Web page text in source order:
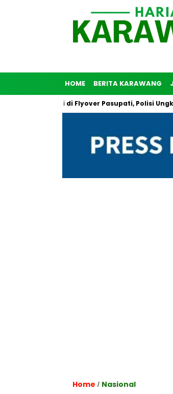
HOME BERITA KARAWANG
Diri di Flyover Pasupati, Polisi Ungkap
Home / Nasional